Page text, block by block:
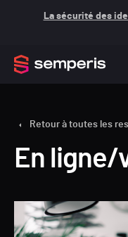
La sécurité des
Retour à toutes les
En ligne/